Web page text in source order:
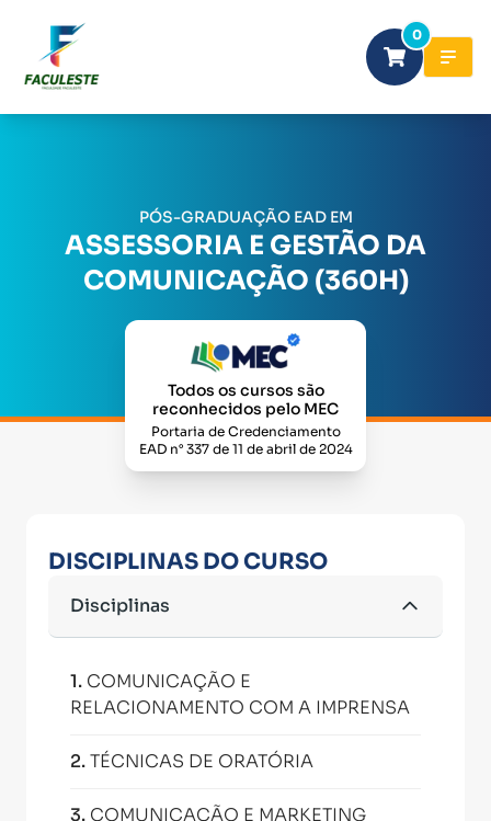
0
PÓS-GRADUAÇÃO EAD EM
ASSESSORIA E GESTÃO DA
COMUNICAÇÃO (360H)
Todos os cursos são
reconhecidos pelo MEC
Portaria de Credenciamento
EAD n° 337 de 11 de abril de 2024
DISCIPLINAS DO CURSO
Disciplinas
1. COMUNICAÇÃO E
RELACIONAMENTO COM A IMPRENSA
2.TÉCNICAS DE ORATÓRIA
3. COMUNICAÇÃO E MARKETING